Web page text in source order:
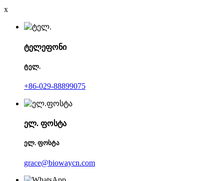
x
ტელეფონი
ტელ.
+86-029-88899075
ელ. ფოსტა
ელ. ფოსტა
grace@biowaycn.com